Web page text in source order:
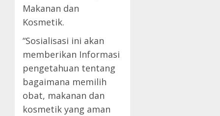
Makanan dan
Kosmetik.
“Sosialisasi ini akan
memberikan Informasi
pengetahuan tentang
bagaimana memilih
obat, makanan dan
kosmetik yang aman